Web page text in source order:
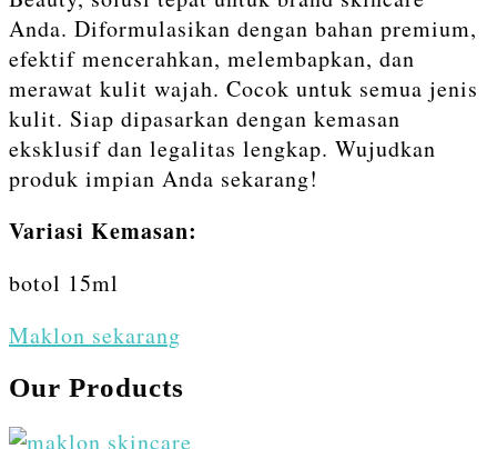
Anda. Diformulasikan dengan bahan premium,
efektif mencerahkan, melembapkan, dan
merawat kulit wajah. Cocok untuk semua jenis
kulit. Siap dipasarkan dengan kemasan
eksklusif dan legalitas lengkap. Wujudkan
produk impian Anda sekarang!
Variasi Kemasan:
botol 15ml
Maklon sekarang
Our Products